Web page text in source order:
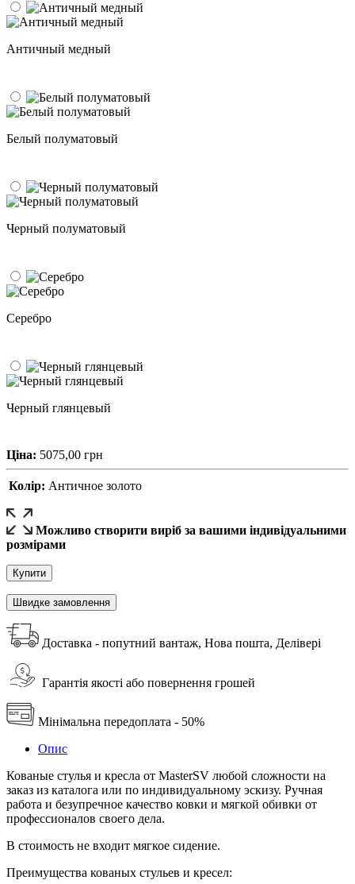
Античный медный
Белый полуматовый
Черный полуматовый
Серебро
Черный глянцевый
Ціна: 5075,00 грн
Колір: Античное золото
Можливо створити виріб за вашими індивідуальними
розмірами
Купити
Швидке замовлення
Доставка - попутний вантаж, Нова пошта, Делівері
Гарантія якості або повернення грошей
Мінімальна передоплата - 50%
Опис
Кованые стулья и кресла от MasterSV любой сложности на
заказ из каталога или по индивидуальному эскизу. Ручная
работа и безупречное качество ковки и мягкой обивки от
профессионалов своего дела.
В стоимость не входит мягкое сидение.
Преимущества кованых стульев и кресел: